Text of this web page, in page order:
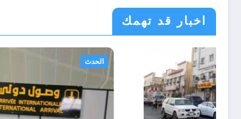
اخبار قد تهمك
أحوال عربية